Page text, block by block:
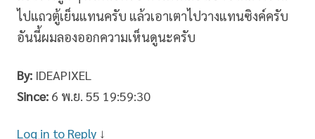
ไปแถวตู้เย็นแทนครับ แล้วเอาเตาไปวางแทนซิงค์ครับ
อันนี้ผมลองออกความเห็นดูนะครับ
By: IDEAPIXEL
Since: 6 พ.ย. 55 19:59:30
Log in to Reply ↓